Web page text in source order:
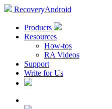
RecoveryAndroid
Products
Resources
How-tos
RA Videos
Support
Write for Us